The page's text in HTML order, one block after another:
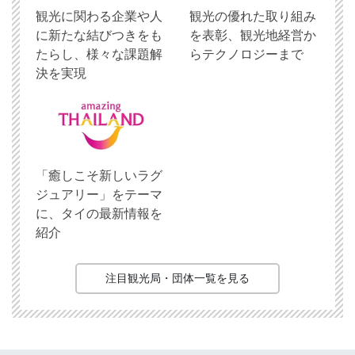
観光に関わる企業や人
に新たな結びつきをも
たらし、様々な課題解
決を実現
観光の優れた取り組み
を表彰、観光地経営か
らテクノロジーまで
「癒しこそ新しいラグ
ジュアリー」をテーマ
に、タイの最新情報を
紹介
注目観光局・団体一覧を見る